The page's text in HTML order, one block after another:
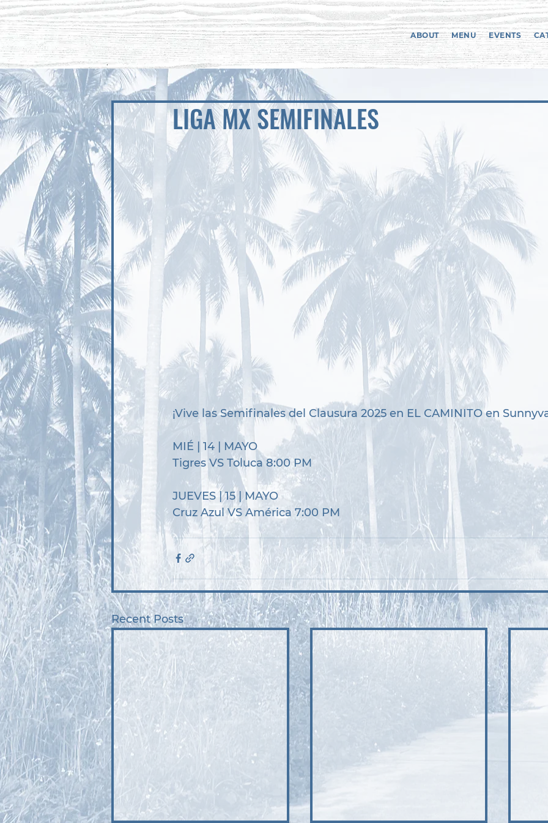
ABOUT MENU EVENTS
LIGA MX SEMIFINALES
¡Vive las Semifinales del Clausura 2025 en EL CAMINITO en
MIÉ | 14 | MAYO
Tigres VS Toluca 8:00 PM
JUEVES | 15 | MAYO
Cruz Azul VS América 7:00 PM
Recent Posts